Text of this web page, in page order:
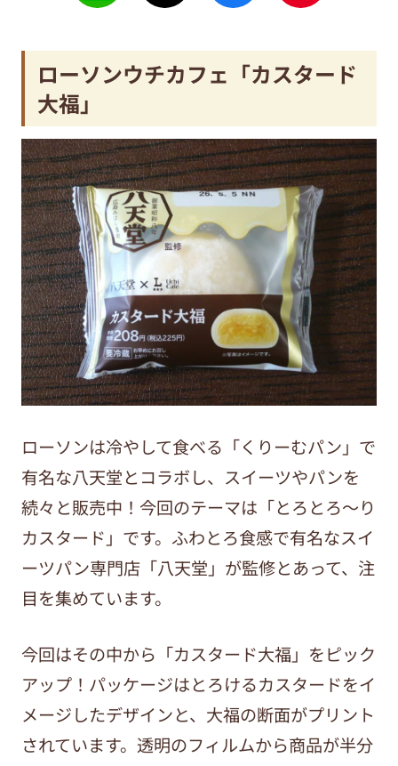
ローソンウチカフェ「カスタード
大福」
ローソンは冷やして食べる「くりーむパン」で
有名な八天堂とコラボし、スイーツやパンを
続々と販売中！今回のテーマは「とろとろ～り
カスタード」です。ふわとろ食感で有名なスイ
ーツパン専門店「八天堂」が監修とあって、注
目を集めています。
今回はその中から「カスタード大福」をピック
アップ！パッケージはとろけるカスタードをイ
メージしたデザインと、大福の断面がプリント
されています。透明のフィルムから商品が半分